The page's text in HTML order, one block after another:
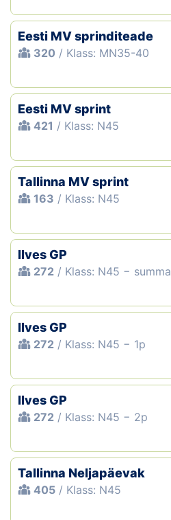
Eesti MV sprinditeade
320 / Klass: MN35-40
Eesti MV sprint
421 / Klass: N45
Tallinna MV sprint
163 / Klass: N45
Ilves GP
272 / Klass: N45 − summa
Ilves GP
272 / Klass: N45 − 1p
Ilves GP
272 / Klass: N45 − 2p
Tallinna Neljapäevak
405 / Klass: N45